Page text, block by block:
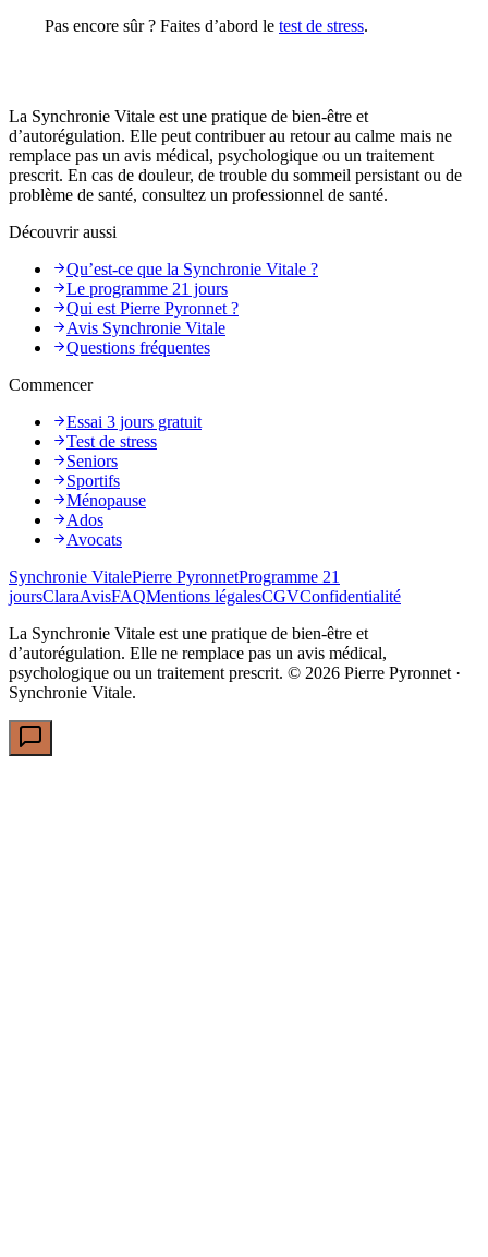
Pas encore sûr ? Faites d’abord le test de stress.
La Synchronie Vitale est une pratique de bien-être et
d’autorégulation. Elle peut contribuer au retour au calme mais ne
remplace pas un avis médical, psychologique ou un traitement
prescrit. En cas de douleur, de trouble du sommeil persistant ou de
problème de santé, consultez un professionnel de santé.
Découvrir aussi
Qu’est-ce que la Synchronie Vitale ?
Le programme 21 jours
Qui est Pierre Pyronnet ?
Avis Synchronie Vitale
Questions fréquentes
Commencer
Essai 3 jours gratuit
Test de stress
Seniors
Sportifs
Ménopause
Ados
Avocats
Synchronie VitalePierre PyronnetProgramme 21
joursClaraAvisFAQMentions légalesCGVConfidentialité
La Synchronie Vitale est une pratique de bien-être et
d’autorégulation. Elle ne remplace pas un avis médical,
psychologique ou un traitement prescrit. © 2026 Pierre Pyronnet ·
Synchronie Vitale.